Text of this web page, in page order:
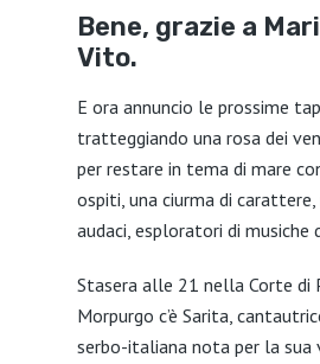
Bene, grazie a
Vito.
E ora annuncio le prossime
tratteggiando una rosa dei
per restare in tema di mare
ospiti, una ciurma di
audaci, esploratori di musiche
Stasera alle 21 nella Corte di
Morpurgo c’è Sarita,
serbo-italiana nota per la sua